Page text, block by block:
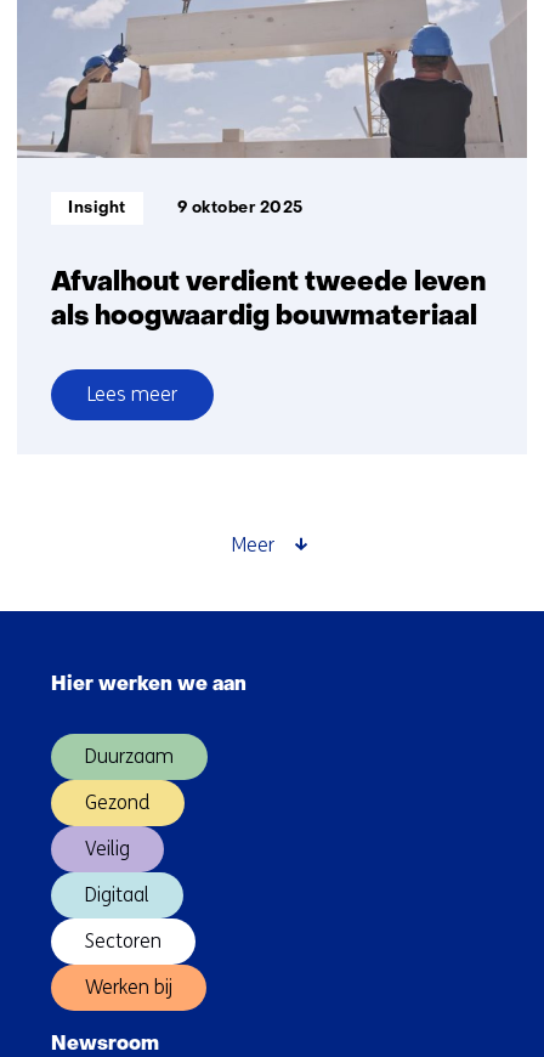
paraatheid
afgerond
Afvalhout verdient tweede leven
als hoogwaardig bouwmateriaal
Informatietype:
Insight 9 oktober 2025
Lees meer
over
Meer
Hier werken we aan
Duurzaam
Gezond
Veilig
Digitaal
Sectoren
Werken bij
Newsroom